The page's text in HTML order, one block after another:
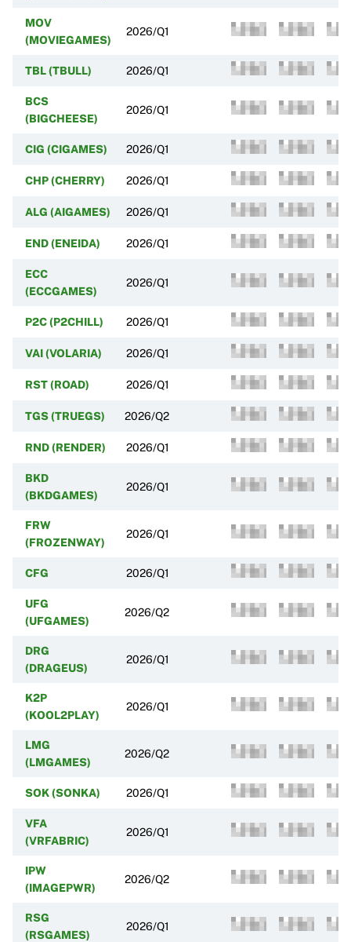
MOV
(MOVIEGAMES)
2026/Q1
TBL (TBULL) 2026/Q1
BCS
(BIGCHEESE)
2026/Q1
CIG (CIGAMES) 2026/Q1
CHP (CHERRY) 2026/Q1
ALG (AIGAMES) 2026/Q1
END (ENEIDA) 2026/Q1
ECC
(ECCGAMES)
2026/Q1
P2C (P2CHILL) 2026/Q1
VAI (VOLARIA) 2026/Q1
RST (ROAD) 2026/Q1
TGS (TRUEGS) 2026/Q2
RND (RENDER) 2026/Q1
BKD
(BKDGAMES)
2026/Q1
FRW
(FROZENWAY)
2026/Q1
CFG 2026/Q1
UFG
(UFGAMES)
2026/Q2
DRG
(DRAGEUS)
2026/Q1
K2P
(KOOL2PLAY)
2026/Q1
LMG
(LMGAMES)
2026/Q2
SOK (SONKA) 2026/Q1
VFA
(VRFABRIC)
2026/Q1
IPW
(IMAGEPWR)
2026/Q2
RSG
(RSGAMES)
2026/Q1